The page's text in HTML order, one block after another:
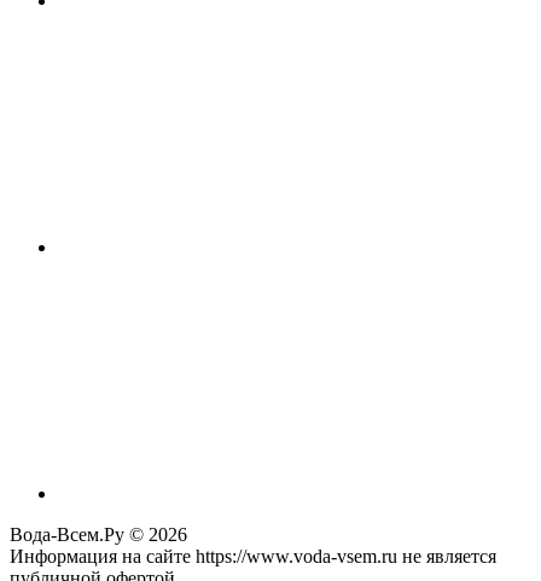
Вода-Всем.Ру © 2026
Информация на сайте https://www.voda-vsem.ru не является